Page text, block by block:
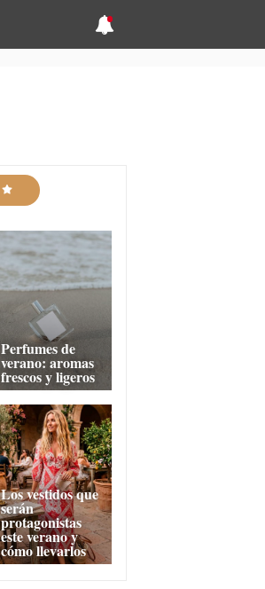
Perfumes de
verano: aromas
frescos y ligeros
Los vestidos que
serán
protagonistas
este verano y
cómo llevarlos